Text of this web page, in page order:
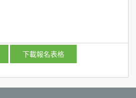
下載報名表格